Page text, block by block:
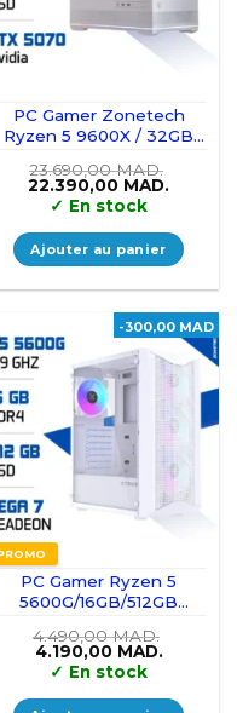
PC Gamer Zonetech
Ryzen 5 9600X / 32GB
5070
23.690,00MAD.
Le
initial
était :
23.690,00 MAD..
22.390,00 MAD.
est :
✓ En stock
Ajouter au panier
-300,00 MAD
PC Gamer Ryzen 5
5600G/16GB/512GB
4.490,00MAD.
Le
prix
initial
était :
4.190,00 MAD.Le
est :
✓ En stock